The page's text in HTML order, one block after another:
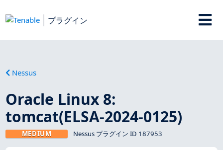
プラグイン
Nessus
Oracle Linux 8:
tomcat(ELSA-2024-0125)
MEDIUM Nessus プラグイン ID 187953